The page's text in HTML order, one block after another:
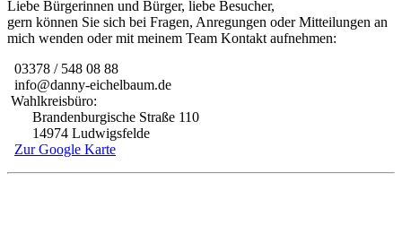
Liebe Bürgerinnen und Bürger, liebe Besucher,
gern können Sie sich bei Fragen, Anregungen oder Mitteilungen an
mich wenden oder mit meinem Team Kontakt aufnehmen:
03378 / 548 08 88
info@danny-eichelbaum.de
Wahlkreisbüro:
Brandenburgische Straße 110
14974 Ludwigsfelde
Zur Google Karte